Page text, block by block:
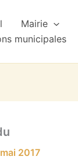
Mairie
municipales
2017